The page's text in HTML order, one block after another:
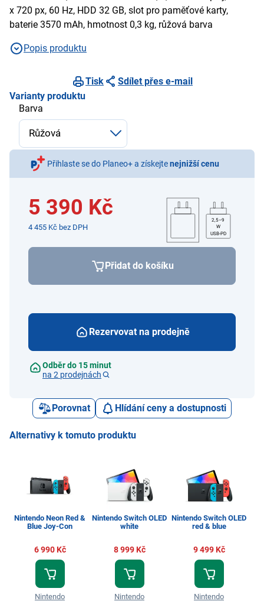
x 720 px, 60 Hz, HDD 32 GB, slot pro paměťové karty,
baterie 3570 mAh, hmotnost 0,3 kg, růžová barva
Popis produktu
Tisk
Sdílet přes e-mail
Varianty produktu
Barva
Přihlaste se do Planeo+ a získejtenejnižší cenu
5 390 Kč
4 455 Kč bez DPH
2,5–9
W
USB-PD
Přidat do košíku
Rezervovat na prodejně
Odběr do 15 minut
na 2 prodejnách
Porovnat Hlídání ceny a dostupnosti
Alternativy k tomuto produktu
Nintendo Neon Red &
Blue Joy-Con
6 990 Kč
Nintendo
Nintendo Switch OLED
white
8 999 Kč
Nintendo
Nintendo Switch OLED
red & blue
9 499 Kč
Nintendo